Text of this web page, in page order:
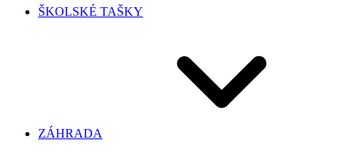
ŠKOLSKÉ TAŠKY
ZÁHRADA